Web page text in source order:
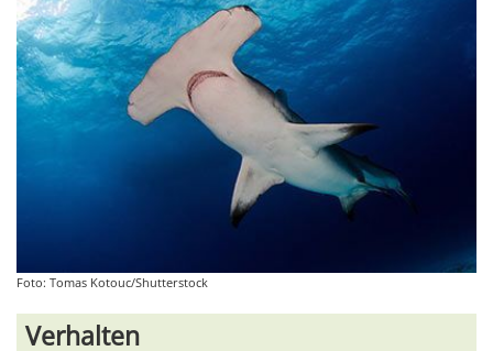
Foto: Tomas Kotouc/Shutterstock
Verhalten